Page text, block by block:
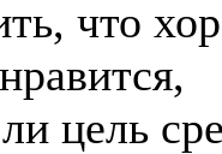
что
цель